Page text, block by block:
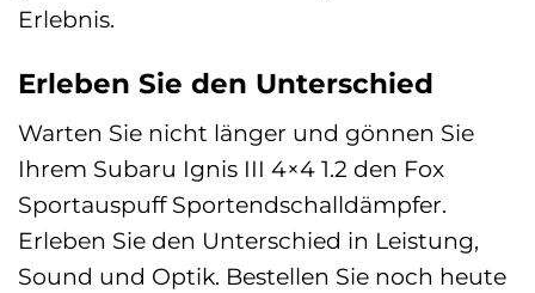
Erlebnis.
Erleben Sie den Unterschied
Warten Sie nicht länger und gönnen Sie
Ihrem Subaru Ignis III 4×4 1.2 den Fox
Sportauspuff Sportendschalldämpfer.
Erleben Sie den Unterschied in Leistung,
Sound und Optik. Bestellen Sie noch heute